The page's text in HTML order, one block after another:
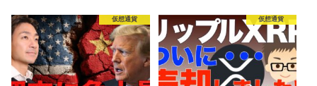
仮想通貨 仮想通貨